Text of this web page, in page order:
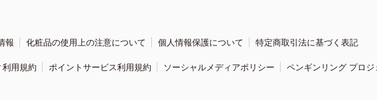
報 化粧品の使用上の注意について 個人情報保護について 特定商取引法に基づく表記
用規約 ポイントサービス利用規約 ソーシャルメディアポリシー ペンギンリング プロジ